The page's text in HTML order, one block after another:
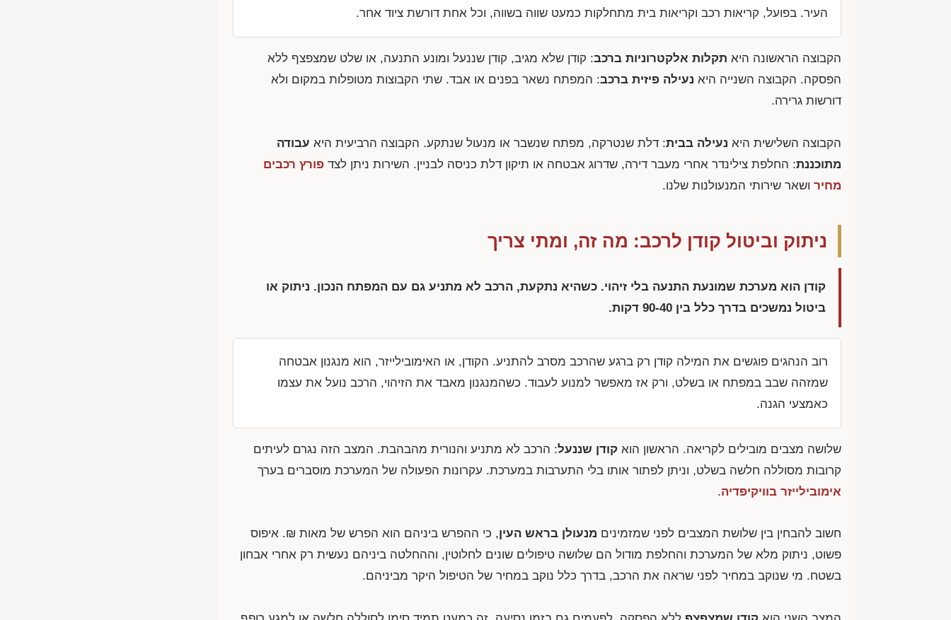
העיר. בפועל, קריאות רכב וקריאות בית מתחלקות כמעט שווה בשווה, וכל אחת דורשת ציוד אחר.
הקבוצה הראשונה היא תקלות אלקטרוניות ברכב: קודן שלא מגיב, קודן שננעל ומונע התנעה, או שלט שמצפצף ללא
הפסקה. הקבוצה השנייה היא נעילה פיזית ברכב: המפתח נשאר בפנים או אבד. שתי הקבוצות מטופלות במקום ולא
דורשות גרירה.
הקבוצה השלישית היא נעילה בבית: דלת שנטרקה, מפתח שנשבר או מנעול שנתקע. הקבוצה הרביעית היא עבודה
מתוכננת: החלפת צילינדר אחרי מעבר דירה, שדרוג אבטחה או תיקון דלת כניסה לבניין. השירות ניתן לצד פורץ רכבים
מחיר ושאר שירותי המנעולנות שלנו.
ניתוק וביטול קודן לרכב: מה זה, ומתי צריך
קודן הוא מערכת שמונעת התנעה בלי זיהוי. כשהיא נתקעת, הרכב לא מתניע גם עם המפתח הנכון. ניתוק או
ביטול נמשכים בדרך כלל בין 90-40 דקות.
רוב הנהגים פוגשים את המילה קודן רק ברגע שהרכב מסרב להתניע. הקודן, או האימובילייזר, הוא מנגנון אבטחה
שמזהה שבב במפתח או בשלט, ורק אז מאפשר למנוע לעבוד. כשהמנגנון מאבד את הזיהוי, הרכב נועל את עצמו
כאמצעי הגנה.
שלושה מצבים מובילים לקריאה. הראשון הוא קודן שננעל: הרכב לא מתניע והנורית מהבהבת. המצב הזה נגרם לעיתים
קרובות מסוללה חלשה בשלט, וניתן לפתור אותו בלי התערבות במערכת. עקרונות הפעולה של המערכת מוסברים בערך
אימובילייזר בוויקיפדיה.
חשוב להבחין בין שלושת המצבים לפני שמזמינים מנעולן בראש העין, כי ההפרש ביניהם הוא הפרש של מאות ₪. איפוס
פשוט, ניתוק מלא של המערכת והחלפת מודול הם שלושה טיפולים שונים לחלוטין, וההחלטה ביניהם נעשית רק אחרי אבחון
בשטח. מי שנוקב במחיר לפני שראה את הרכב, בדרך כלל נוקב במחיר של הטיפול היקר מביניהם.